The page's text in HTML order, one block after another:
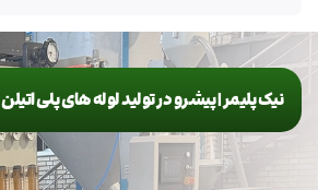
نیک پلیمر | پیشرو در تولید لوله های پلی اتیلن